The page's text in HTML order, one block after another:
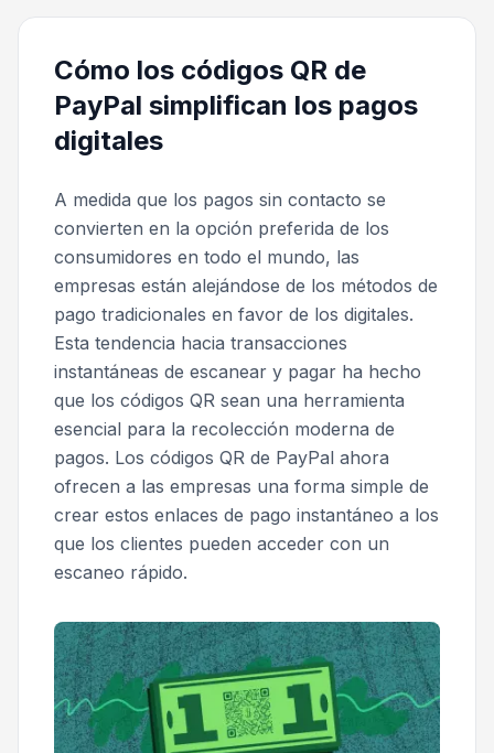
Cómo los códigos QR de
PayPal simplifican los pagos
digitales
A medida que los pagos sin contacto se
convierten en la opción preferida de los
consumidores en todo el mundo, las
empresas están alejándose de los métodos de
pago tradicionales en favor de los digitales.
Esta tendencia hacia transacciones
instantáneas de escanear y pagar ha hecho
que los códigos QR sean una herramienta
esencial para la recolección moderna de
pagos. Los códigos QR de PayPal ahora
ofrecen a las empresas una forma simple de
crear estos enlaces de pago instantáneo a los
que los clientes pueden acceder con un
escaneo rápido.